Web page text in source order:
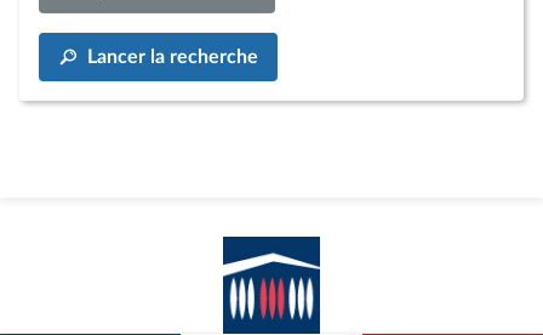
Lancer la recherche